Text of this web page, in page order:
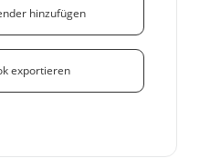
hinzufügen
exportieren